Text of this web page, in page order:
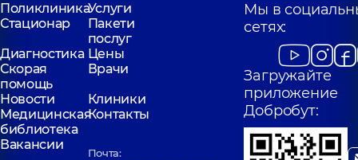
ПоликлиникаУслуги
Стационар
Пакети
послуг
Диагностика Цены
Скорая
помощь
Врачи
Новости
Клиники
Медицинская
библиотека
Контакты
Вакансии
Почта:
Мы в
сетях:
Загружайте
приложение
Добробут: